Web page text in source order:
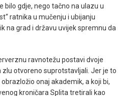
bilo gdje, nego tačno na ulazu u
ratnika u mučenju i ubijanju
na grad i državu uvijek spremnu da
ravnotežu postavi dvoje
otvoreno suprotstavljali. Jer je to
onaj akademik, a koji bi,
kroničara Splita tretirali kao